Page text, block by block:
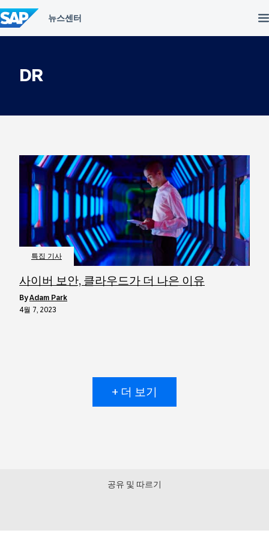
텐
츠
건
DR
특집 기사
사이버 보안, 클라우드가 더 나은 이유
byAdam Park
4월 7, 2023
+ 더 보기
공유 및 따르기